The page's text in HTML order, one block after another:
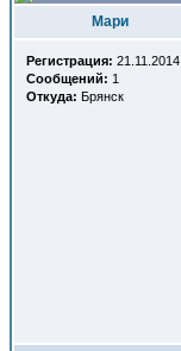
Мари
Регистрация: 21.11.2014
Сообщений: 1
Откуда: Брянск